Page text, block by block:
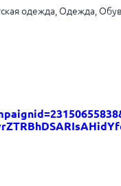
одежда, Одежда,